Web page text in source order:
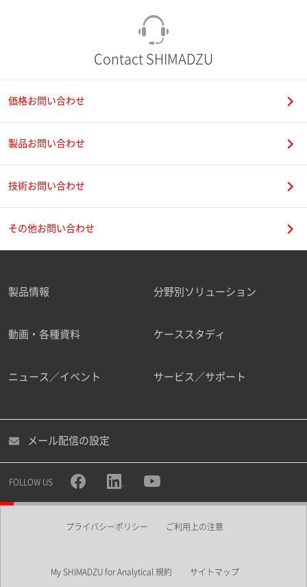
Contact SHIMADZU
価格お問い合わせ
製品お問い合わせ
技術お問い合わせ
その他お問い合わせ
製品情報 分野別ソリューション
動画・各種資料 ケーススタディ
ニュース／イベント サービス／サポート
メール配信の設定
FOLLOW US
プライバシーポリシー ご利用上の注意
My SHIMADZU for Analytical 規約 サイトマップ